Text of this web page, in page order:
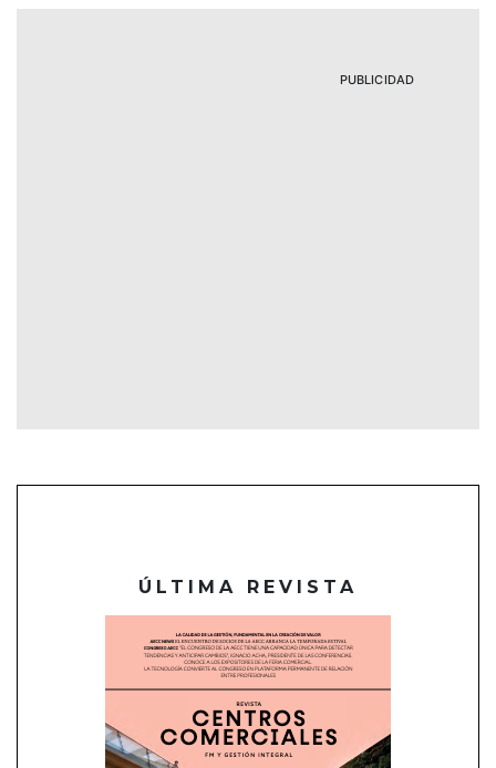
PUBLICIDAD
ÚLTIMA REVISTA